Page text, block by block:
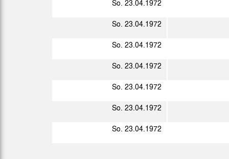
Sa. 08.01.1972
So. 16.01.1972
Sa. 22.01.1972
So. 23.04.1972
So. 23.04.1972
So. 23.04.1972
So. 23.04.1972
So. 23.04.1972
So. 23.04.1972
So. 23.04.1972